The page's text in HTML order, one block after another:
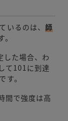
いるのは、師
。
した場合、わ
て101に到達
す。
間で強度は高